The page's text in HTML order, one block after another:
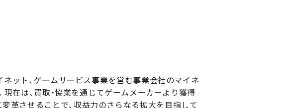
ット、ゲームサービス事業を営む事業会社のマイネ
在は、買取・協業を通じてゲームメーカーより獲得
革させることで、収益力のさらなる拡大を目指して